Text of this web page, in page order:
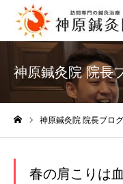
神原鍼灸院 院長
神原鍼灸院 院長ブログ
春の肩こりは